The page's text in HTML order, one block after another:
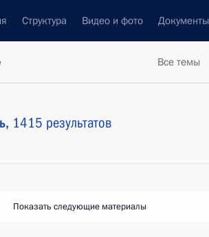
Структура Видео и фото Документы
Все темы
1415 результатов
Показать следующие материалы